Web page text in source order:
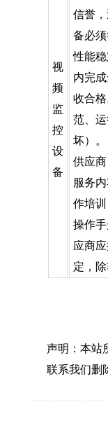
视
频
监
控
设
备
信誉
备必
性能
内完
收合
范、
坏）
供应
服务
作培
操作
应商
定，
声明：本站
联系我们删